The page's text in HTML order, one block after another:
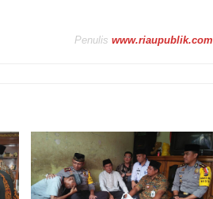
Penulis www.riaupublik.com